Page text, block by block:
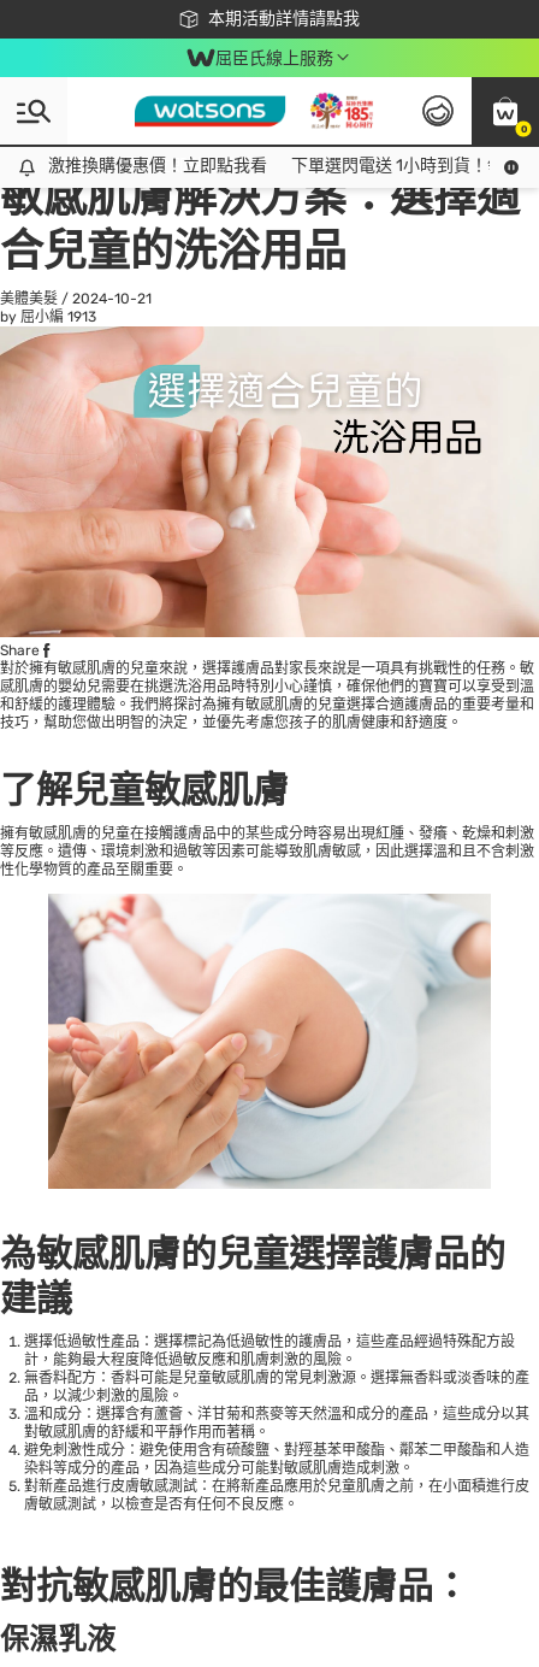
本期活動詳情請點我
下載app最高回饋$350
屈臣氏線上服務
0
激推換購優惠價！立即點我看
激推換購優惠價！立即點我看 下單選閃電送 1小時到貨！領神
All
話題趨勢
敏感肌膚解決方案：選擇適
合兒童的洗浴用品
美體美髮 / 2024-10-21
by 屈小編 1913
Share
對於擁有敏感肌膚的兒童來說，選擇護膚品對家長來說是一項具有挑戰性的任務。敏
感肌膚的嬰幼兒需要在挑選洗浴用品時特別小心謹慎，確保他們的寶寶可以享受到溫
和舒緩的護理體驗。我們將探討為擁有敏感肌膚的兒童選擇合適護膚品的重要考量和
技巧，幫助您做出明智的決定，並優先考慮您孩子的肌膚健康和舒適度。
了解兒童敏感肌膚
擁有敏感肌膚的兒童在接觸護膚品中的某些成分時容易出現紅腫、發癢、乾燥和刺激
等反應。遺傳、環境刺激和過敏等因素可能導致肌膚敏感，因此選擇溫和且不含刺激
性化學物質的產品至關重要。
為敏感肌膚的兒童選擇護膚品的
建議
選擇低過敏性產品：選擇標記為低過敏性的護膚品，這些產品經過特殊配方設
計，能夠最大程度降低過敏反應和肌膚刺激的風險。
無香料配方：香料可能是兒童敏感肌膚的常見刺激源。選擇無香料或淡香味的產
品，以減少刺激的風險。
溫和成分：選擇含有蘆薈、洋甘菊和燕麥等天然溫和成分的產品，這些成分以其
對敏感肌膚的舒緩和平靜作用而著稱。
避免刺激性成分：避免使用含有硫酸鹽、對羥基苯甲酸酯、鄰苯二甲酸酯和人造
染料等成分的產品，因為這些成分可能對敏感肌膚造成刺激。
對新產品進行皮膚敏感測試：在將新產品應用於兒童肌膚之前，在小面積進行皮
膚敏感測試，以檢查是否有任何不良反應。
對抗敏感肌膚的最佳護膚品：
保濕乳液